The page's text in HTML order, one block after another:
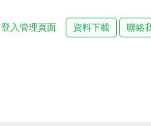
登入管理頁面 資料下載 聯絡